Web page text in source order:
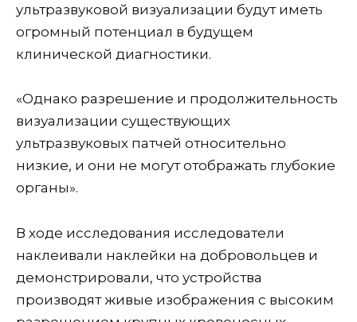
ультразвуковой визуализации будут иметь
огромный потенциал в будущем
клинической диагностики.
«Однако разрешение и продолжительность
визуализации существующих
ультразвуковых патчей относительно
низкие, и они не могут отображать глубокие
органы».
В ходе исследования исследователи
наклеивали наклейки на добровольцев и
демонстрировали, что устройства
производят живые изображения с высоким